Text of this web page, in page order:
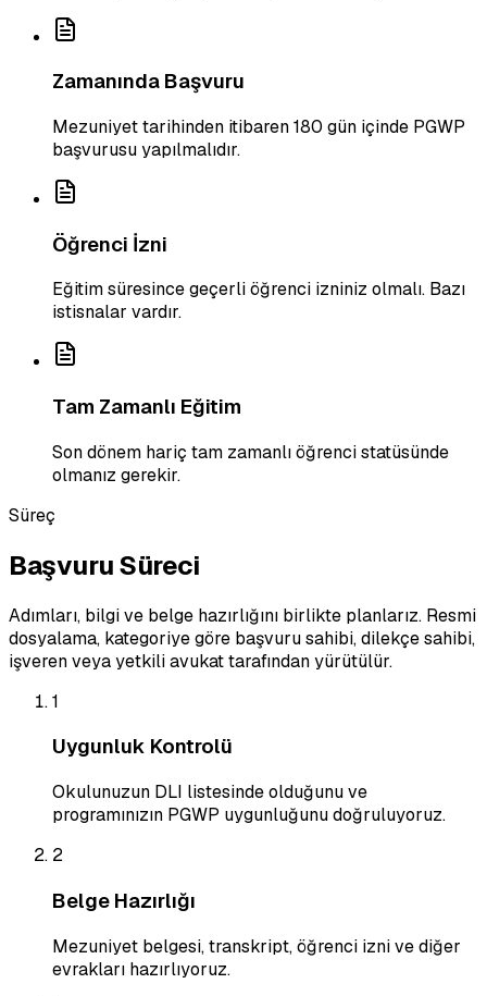
Zamanında Başvuru
Mezuniyet tarihinden itibaren 180 gün içinde PGWP
başvurusu yapılmalıdır.
Öğrenci İzni
Eğitim süresince geçerli öğrenci izniniz olmalı. Bazı
istisnalar vardır.
Tam Zamanlı Eğitim
Son dönem hariç tam zamanlı öğrenci statüsünde
olmanız gerekir.
Süreç
Başvuru Süreci
Adımları, bilgi ve belge hazırlığını birlikte planlarız. Resmi
dosyalama, kategoriye göre başvuru sahibi, dilekçe sahibi,
işveren veya yetkili avukat tarafından yürütülür.
1
Uygunluk Kontrolü
Okulunuzun DLI listesinde olduğunu ve
programınızın PGWP uygunluğunu doğruluyoruz.
2
Belge Hazırlığı
Mezuniyet belgesi, transkript, öğrenci izni ve diğer
evrakları hazırlıyoruz.